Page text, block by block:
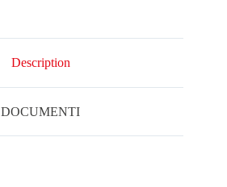
Description
DOCUMENTI